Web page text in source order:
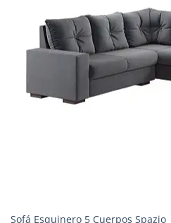
Sofá Esquinero 5 Cuerpos Spazio